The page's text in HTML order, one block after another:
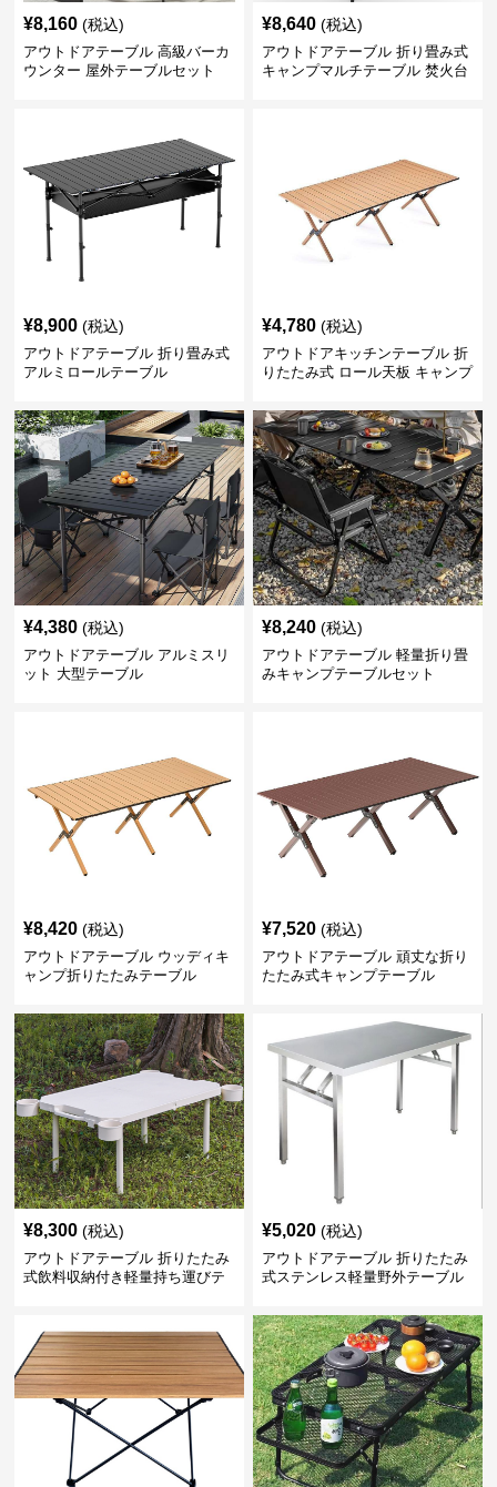
¥8,160 (税込)
アウトドアテーブル 高級バーカ
ウンター 屋外テーブルセット
¥8,640 (税込)
アウトドアテーブル 折り畳み式
キャンプマルチテーブル 焚火台
¥8,900 (税込)
アウトドアテーブル 折り畳み式
アルミロールテーブル
¥4,780 (税込)
アウトドアキッチンテーブル 折
りたたみ式 ロール天板 キャンプ
¥4,380 (税込)
アウトドアテーブル アルミスリ
ット 大型テーブル
¥8,240 (税込)
アウトドアテーブル 軽量折り畳
みキャンプテーブルセット
¥8,420 (税込)
アウトドアテーブル ウッディキ
ャンプ折りたたみテーブル
¥7,520 (税込)
アウトドアテーブル 頑丈な折り
たたみ式キャンプテーブル
¥8,300 (税込)
アウトドアテーブル 折りたたみ
式飲料収納付き軽量持ち運びテ
¥5,020 (税込)
アウトドアテーブル 折りたたみ
式ステンレス軽量野外テーブル